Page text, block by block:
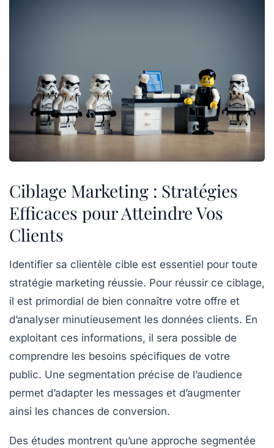
Ciblage Marketing : Stratégies
Efficaces pour Atteindre Vos
Clients
Identifier sa clientèle cible est essentiel pour toute
stratégie marketing réussie. Pour réussir ce ciblage,
il est primordial de bien connaître votre offre et
d’analyser minutieusement les données clients. En
exploitant ces informations, il sera possible de
comprendre les besoins spécifiques de votre
public. Une segmentation précise de l’audience
permet d’adapter les messages et d’augmenter
ainsi les chances de conversion.
Des études montrent qu’une approche segmentée